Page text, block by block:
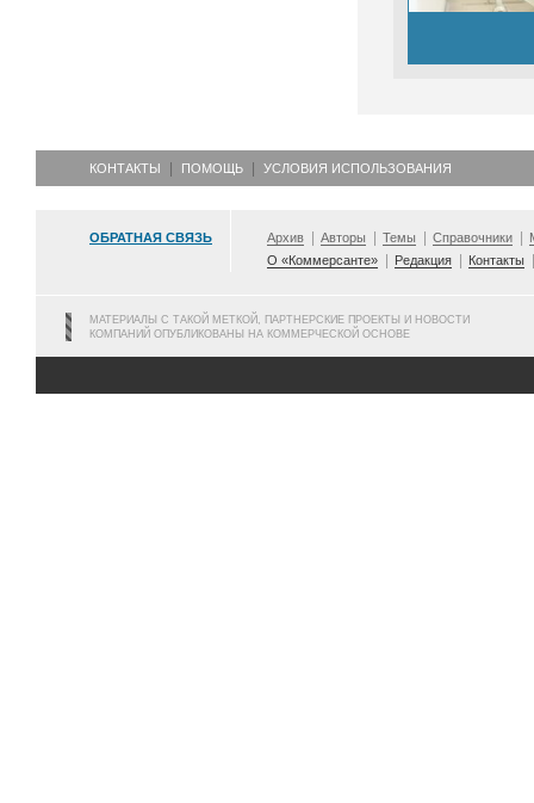
КОНТАКТЫ ПОМОЩЬ УСЛОВИЯ ИСПОЛЬЗОВАНИЯ
ОБРАТНАЯ СВЯЗЬ Архив Авторы Темы Справочники
О «Коммерсанте»
Редакция Контакты
МАТЕРИАЛЫ С ТАКОЙ МЕТКОЙ, ПАРТНЕРСКИЕ ПРОЕКТЫ И НОВОСТИ
КОМПАНИЙ ОПУБЛИКОВАНЫ НА КОММЕРЧЕСКОЙ ОСНОВЕ